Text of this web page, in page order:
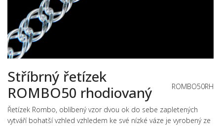
Stříbrný řetízek
ROMBO50 rhodiovaný
ROMBO50RH
Řetízek Rombo, oblíbený vzor dvou ok do sebe zapletených
vytváří bohatší vzhled vzhledem ke své nízké váze je vyrobený ze